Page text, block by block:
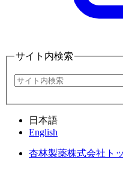
サイト内検索
日本語
English
杏林製薬株式会社ト